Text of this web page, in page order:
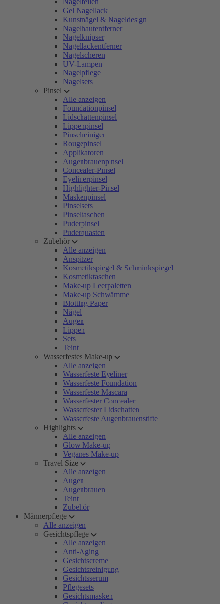
Nagelfeilen
Gel Nagellack
Kunstnägel & Nageldesign
Nagelhautentferner
Nagelknipser
Nagellackentferner
Nagelscheren
UV-Lampen
Nagelpflege
Nagelsets
Pinsel
Alle anzeigen
Foundationpinsel
Lidschattenpinsel
Lippenpinsel
Pinselreiniger
Rougepinsel
Applikatoren
Augenbrauenpinsel
Concealer-Pinsel
Eyelinerpinsel
Highlighter-Pinsel
Maskenpinsel
Pinselsets
Pinseltaschen
Puderpinsel
Puderquasten
Zubehör
Alle anzeigen
Anspitzer
Kosmetikspiegel & Schminkspiegel
Kosmetiktaschen
Make-up Leerpaletten
Make-up Schwämme
Blotting Paper
Nägel
Augen
Lippen
Sets
Teint
Wasserfestes Make-up
Alle anzeigen
Wasserfeste Eyeliner
Wasserfeste Foundation
Wasserfeste Mascara
Wasserfester Concealer
Wasserfester Lidschatten
Wasserfeste Augenbrauenstifte
Highlights
Alle anzeigen
Glow Make-up
Veganes Make-up
Travel Size
Alle anzeigen
Augen
Augenbrauen
Teint
Zubehör
Männerpflege
Alle anzeigen
Gesichtspflege
Alle anzeigen
Anti-Aging
Gesichtscreme
Gesichtsreinigung
Gesichtsserum
Pflegesets
Gesichtsmasken